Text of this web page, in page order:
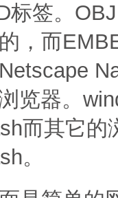
标签。
，而
览器。
而其它的
。